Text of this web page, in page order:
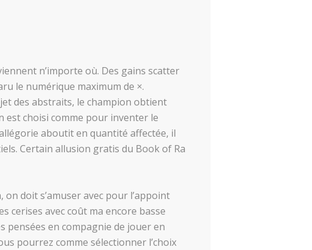
n’importe où. Des gains scatter
le numérique maximum de ×.
des abstraits, le champion obtient
est choisi comme pour inventer le
aboutit en quantité affectée, il
Certain allusion gratis du Book of Ra
doit s’amuser avec pour l’appoint
cerises avec coût ma encore basse
pensées en compagnie de jouer en
pourrez comme sélectionner l’choix